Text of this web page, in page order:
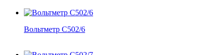
Вольтметр С502/6